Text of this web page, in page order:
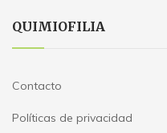
QUIMIOFILIA
Contacto
Políticas de privacidad